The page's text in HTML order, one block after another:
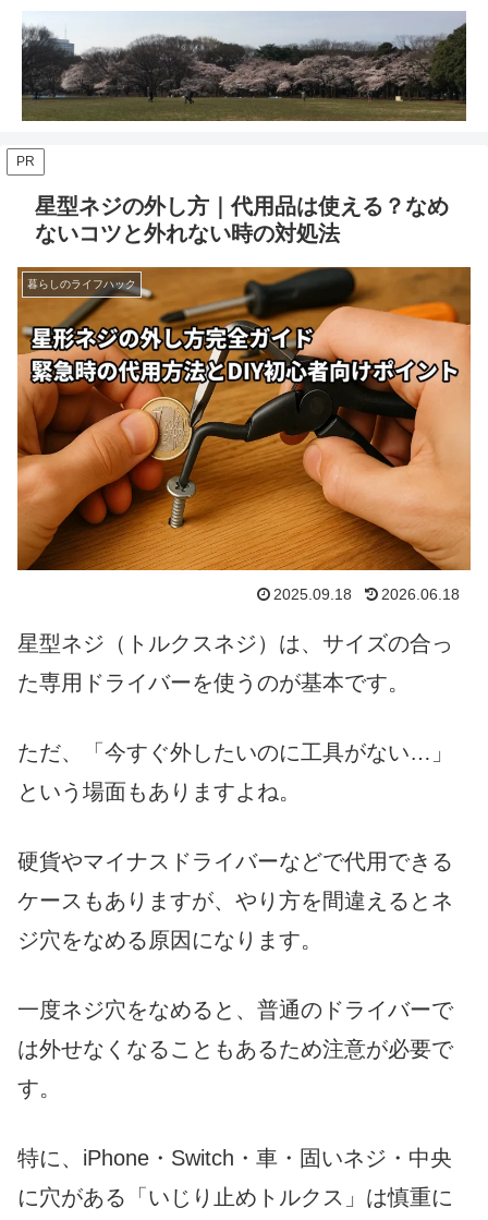
PR
星型ネジの外し方｜代用品は使える？なめ
ないコツと外れない時の対処法
暮らしのライフハック
2025.09.18 2026.06.18
星型ネジ（トルクスネジ）は、サイズの合っ
た専用ドライバーを使うのが基本です。
ただ、「今すぐ外したいのに工具がない…」
という場面もありますよね。
硬貨やマイナスドライバーなどで代用できる
ケースもありますが、やり方を間違えるとネ
ジ穴をなめる原因になります。
一度ネジ穴をなめると、普通のドライバーで
は外せなくなることもあるため注意が必要で
す。
特に、iPhone・Switch・車・固いネジ・中央
に穴がある「いじり止めトルクス」は慎重に